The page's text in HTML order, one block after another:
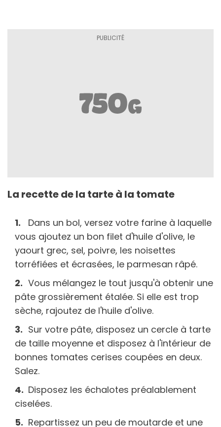
La recette de la tarte à la tomate
Dans un bol, versez votre farine à laquelle
vous ajoutez un bon filet d'huile d'olive, le
yaourt grec, sel, poivre, les noisettes
torréfiées et écrasées, le parmesan râpé.
Vous mélangez le tout jusqu'à obtenir une
pâte grossièrement étalée. Si elle est trop
sèche, rajoutez de l'huile d'olive.
Sur votre pâte, disposez un cercle à tarte
de taille moyenne et disposez à l'intérieur de
bonnes tomates cerises coupées en deux.
Salez.
Disposez les échalotes préalablement
ciselées.
Repartissez un peu de moutarde et une